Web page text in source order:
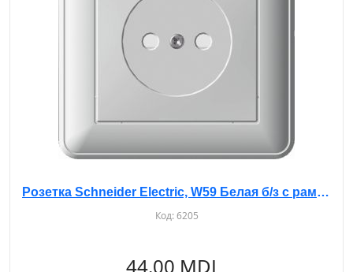
Розетка Schneider Electric, W59 Белая б/з с рамкой, RS16-151-18
Код:6205
44.00 MDL